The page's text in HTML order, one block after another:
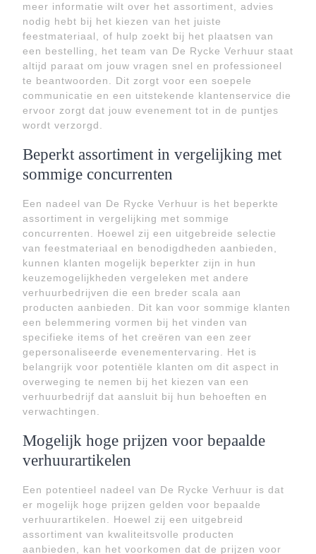
meer informatie wilt over het assortiment, advies
nodig hebt bij het kiezen van het juiste
feestmateriaal, of hulp zoekt bij het plaatsen van
een bestelling, het team van De Rycke Verhuur staat
altijd paraat om jouw vragen snel en professioneel
te beantwoorden. Dit zorgt voor een soepele
communicatie en een uitstekende klantenservice die
ervoor zorgt dat jouw evenement tot in de puntjes
wordt verzorgd.
Beperkt assortiment in vergelijking met
sommige concurrenten
Een nadeel van De Rycke Verhuur is het beperkte
assortiment in vergelijking met sommige
concurrenten. Hoewel zij een uitgebreide selectie
van feestmateriaal en benodigdheden aanbieden,
kunnen klanten mogelijk beperkter zijn in hun
keuzemogelijkheden vergeleken met andere
verhuurbedrijven die een breder scala aan
producten aanbieden. Dit kan voor sommige klanten
een belemmering vormen bij het vinden van
specifieke items of het creëren van een zeer
gepersonaliseerde evenementervaring. Het is
belangrijk voor potentiële klanten om dit aspect in
overweging te nemen bij het kiezen van een
verhuurbedrijf dat aansluit bij hun behoeften en
verwachtingen.
Mogelijk hoge prijzen voor bepaalde
verhuurartikelen
Een potentieel nadeel van De Rycke Verhuur is dat
er mogelijk hoge prijzen gelden voor bepaalde
verhuurartikelen. Hoewel zij een uitgebreid
assortiment van kwaliteitsvolle producten
aanbieden, kan het voorkomen dat de prijzen voor